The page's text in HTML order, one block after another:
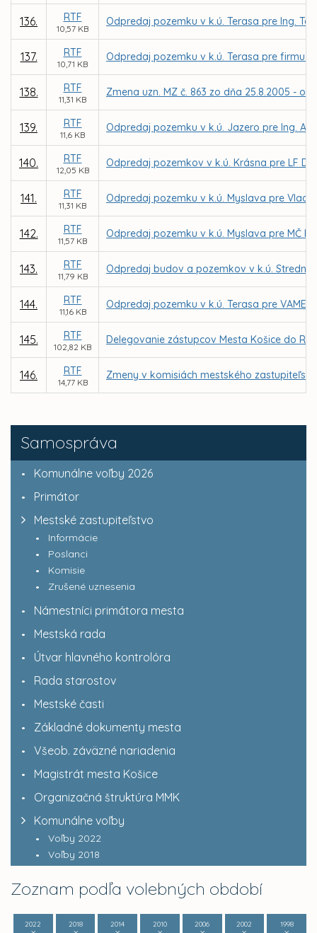
Samospráva
Komunálne voľby 2026
Primátor
Mestské zastupiteľstvo
Informácie
Poslanci
Komisie
Zrušené uznesenia
Námestníci primátora mesta
Mestská rada
Útvar hlavného kontrolóra
Rada starostov
Mestské časti
Základné dokumenty mesta
Všeob. záväzné nariadenia
Magistrát mesta Košice
Organizačná štruktúra MMK
Komunálne voľby
Voľby 2022
Voľby 2018
Zoznam podľa volebných období
2022
2018
2014
2010
2006
2002
1998
136. RTF
10,57 KB
Odpredaj pozemku v k.ú. Terasa pre Ing.
137. RTF
10,71 KB
Odpredaj pozemku v k.ú. Terasa pre firmu
138. RTF
11,31 KB
Zmena uzn. MZ č. 863 zo dňa 25.8.2005 -
139. RTF
11,6 KB
Odpredaj pozemku v k.ú. Jazero pre Ing.
140. RTF
12,05 KB
Odpredaj pozemkov v k.ú. Krásna pre LF
141. RTF
11,31 KB
Odpredaj pozemku v k.ú. Myslava pre
142. RTF
11,57 KB
Odpredaj pozemku v k.ú. Myslava pre MČ
143. RTF
11,79 KB
Odpredaj budov a pozemkov v k.ú. Stredné
144. RTF
11,16 KB
Odpredaj pozemku v k.ú. Terasa pre VAMEX,
145. RTF
102,82 KB
Delegovanie zástupcov Mesta Košice do
146. RTF
14,77 KB
Zmeny v komisiách mestského